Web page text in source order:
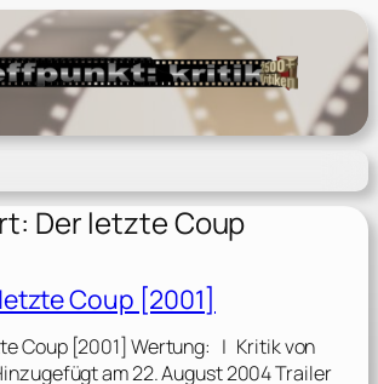
Der letzte Coup
Coup [2001]
Coup [2001] Wertung: | Kritik von
am 22. August 2004 Trailer